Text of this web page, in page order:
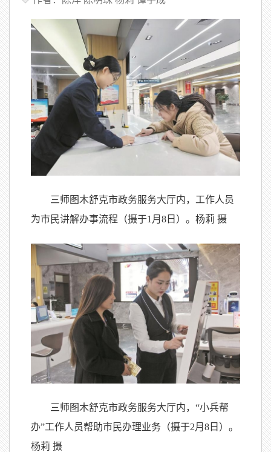
三师图木舒克市政务服务大厅内，工作人员
为市民讲解办事流程（摄于1月8日）。杨莉 摄
三师图木舒克市政务服务大厅内，“小兵帮
办”工作人员帮助市民办理业务（摄于2月8日）。
杨莉 摄